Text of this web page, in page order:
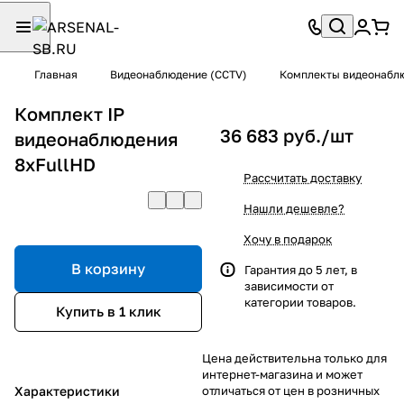
Главная Видеонаблюдение (CCTV) Комплекты
Комплект IP
видеонаблюдения
8xFullHD
В корзину
Купить в 1 клик
Характеристики
36 683 руб./шт
Рассчитать доставку
Нашли дешевле?
Хочу в подарок
Гарантия до 5 лет, в
зависимости от
категории товаров.
Цена действительна только для
интернет-магазина и может
отличаться от цен в розничных